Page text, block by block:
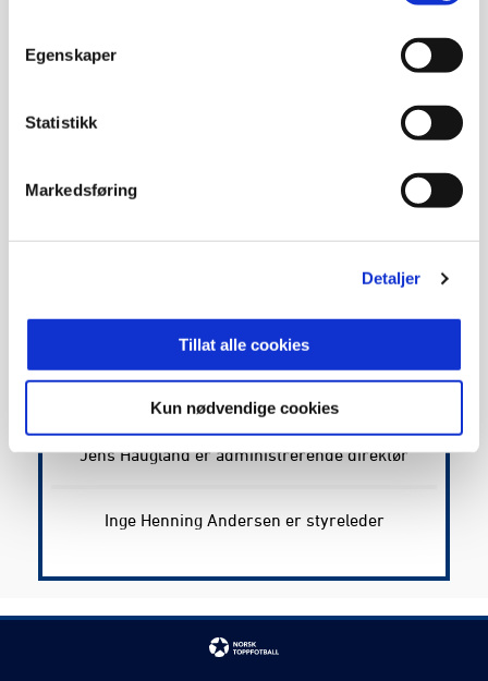
Egenskaper
Statistikk
Markedsføring
Detaljer
Tillat alle cookies
Kun nødvendige cookies
Interesseorganisasjon for klubbene i Eliteserien og
1972
Skiftet i november 2001 navn til Norsk Toppfotball
Jens Haugland er administrerende direktør
Inge Henning Andersen er styreleder